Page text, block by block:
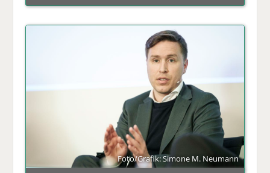
Foto/Grafik: Simone M. Neumann